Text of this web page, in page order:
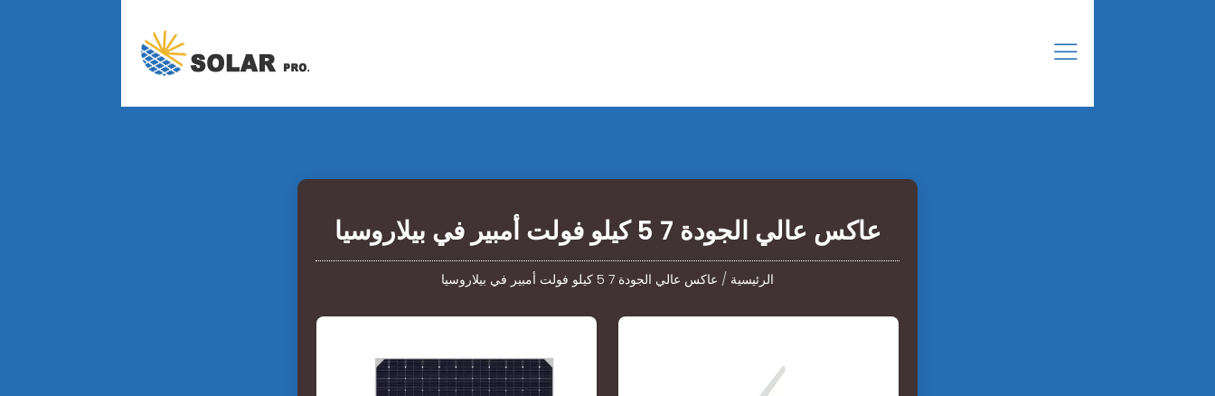
عاكس عالي الجودة 7 5 كيلو فولت أمبير في بيلاروسيا
الرئيسية / عاكس عالي الجودة 7 5 كيلو فولت أمبير في بيلاروسيا